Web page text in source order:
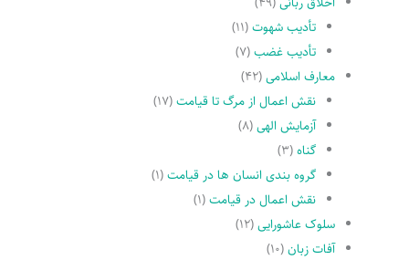
تأدیب شهوت(۱۱)
تأدیب غضب(۷)
معارف اسلامی(۴۲)
نقش اعمال از مرگ تا قیامت(۱۷)
آزمایش الهی(۸)
گناه(۳)
گروه بندی انسان ها در قیامت(۱)
نقش اعمال در قیامت(۱)
سلوک عاشورایی(۱۲)
آفات زبان(۱۰)